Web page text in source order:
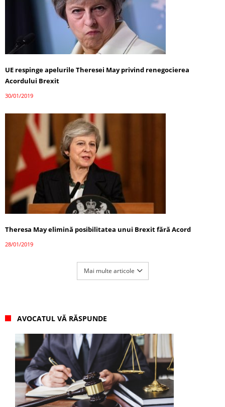
UE respinge apelurile Theresei May privind renegocierea
Acordului Brexit
30/01/2019
Theresa May elimină posibilitatea unui Brexit fără Acord
28/01/2019
Mai multe articole
AVOCATUL VĂ RĂSPUNDE